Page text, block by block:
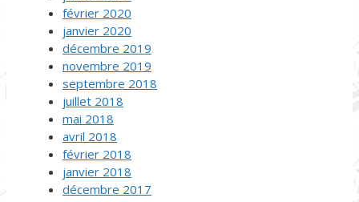
février 2020
janvier 2020
décembre 2019
novembre 2019
septembre 2018
juillet 2018
mai 2018
avril 2018
février 2018
janvier 2018
décembre 2017